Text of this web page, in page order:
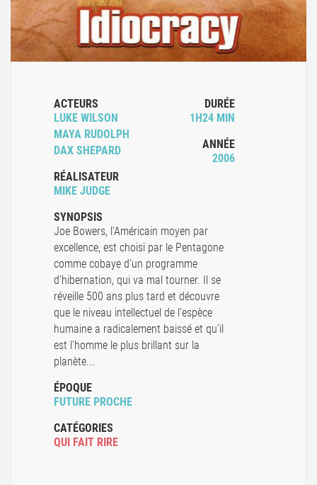
ACTEURS
LUKE WILSON
MAYA RUDOLPH
DAX SHEPARD
RÉALISATEUR
MIKE JUDGE
DURÉE
1H24 MIN
ANNÉE
2006
SYNOPSIS
Joe Bowers, l'Américain moyen par
excellence, est choisi par le Pentagone
comme cobaye d'un programme
d'hibernation, qui va mal tourner. Il se
réveille 500 ans plus tard et découvre
que le niveau intellectuel de l'espèce
humaine a radicalement baissé et qu'il
est l'homme le plus brillant sur la
planète...
ÉPOQUE
FUTURE PROCHE
CATÉGORIES
QUI FAIT RIRE